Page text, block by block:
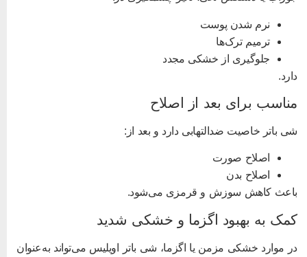
نرم شدن پوست
ترمیم ترک‌ها
جلوگیری از خشکی مجدد
برای بعد از اصلاح
باتر خاصیت ضدالتهابی دارد و بعد از:
اصلاح صورت
اصلاح بدن
کاهش سوزش و قرمزی می‌شود.
به بهبود اگزما و خشکی شدید
موارد خشکی مزمن یا اگزما، شی باتر اویلیس می‌تواند به‌عنوان